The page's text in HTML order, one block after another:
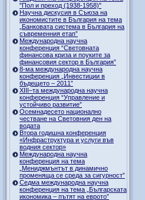
"Пол и преход (1938-1958)"
Научна дискусия в Съюза на
икономистите в България на тема
„Банковата система в България на
съвременния етап”
Международна научна
конференция “Световната
финансова криза и поуките за
финансовия сектор в България”
8-ма международна научна
конференция „Инвестиции в
бъдещето – 2011”
ХІІІ–та международна научна
конференция “Управление и
устойчиво развитие”
Осемнадесето национално
честване на Световния ден на
водата
Втора годишна конференция
«Инфраструктура и услуги във
водния сектор»
Международна научна
конференция на тема
„Мениджмънтът в динамично
променяща се среда за сигурност”
Седма международна научна
конференция на тема „Българската
икономика – пътят на еврото”